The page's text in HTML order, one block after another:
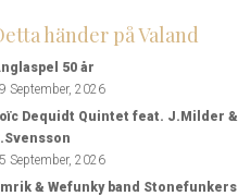
händer på Valand
50 år
September, 2026
Dequidt Quintet feat. J.Milder &
September, 2026
& Wefunky band Stonefunkers